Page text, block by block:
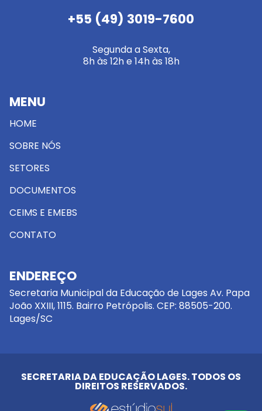
+55 (49) 3019-7600
Segunda a Sexta,
8h às 12h e 14h às 18h
MENU
HOME
SOBRE NÓS
SETORES
DOCUMENTOS
CEIMS E EMEBS
CONTATO
ENDEREÇO
Secretaria Municipal da Educação de Lages Av. Papa
João XXIII, 1115. Bairro Petrópolis. CEP: 88505-200.
Lages/SC
SECRETARIA DA EDUCAÇÃO LAGES. TODOS OS
DIREITOS RESERVADOS.